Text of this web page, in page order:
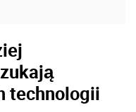
technologii